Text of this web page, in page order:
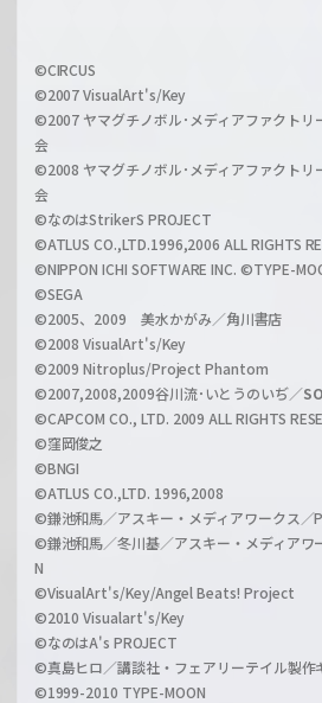
a
r
z
i
l
h
a
n
l
©CIRCUS
©2007 VisualArt's/Key
©2007 ヤマグチノボル･メディアファクトリ
会
©2008 ヤマグチノボル･メディアファクトリ
会
©なのはStrikerS PROJECT
©ATLUS CO.,LTD.1996,2006 ALL RIGHTS
©NIPPON ICHI SOFTWARE INC. ©TYPE-
©SEGA
©2005、2009 美水かがみ／角川書店
©2008 VisualArt's/Key
©2009 Nitroplus/Project Phantom
©2007,2008,2009谷川流･いとうのいぢ／
©CAPCOM CO., LTD. 2009 ALL RIGHTS
©窪岡俊之
©BNGI
©ATLUS CO.,LTD. 1996,2008
©鎌池和馬／アスキー・メディアワークス／
©鎌池和馬／冬川基／アスキー・メディアワ
N
©VisualArt's/Key/Angel Beats! Project
©2010 Visualart's/Key
©なのはA's PROJECT
©真島ヒロ／講談社・フェアリーテイル製作
©1999-2010 TYPE-MOON